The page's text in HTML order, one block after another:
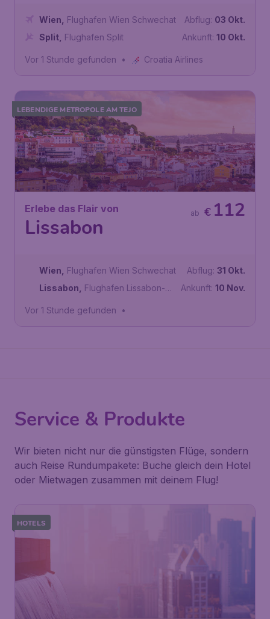
Wien
Flughafen Wien Schwechat
Split Flughafen Split
Abflug: 03 Okt.
Ankunft: 10 Okt.
Vor 1 Stunde gefunden • Croatia Airlines
LEBENDIGE METROPOLE AM TEJO
Erlebe das Flair von
Lissabon
112
Wien
Flughafen Wien Schwechat
Lissabon
Flughafen Lissabon-
Abflug: 31 Okt.
Ankunft: 10 Nov.
Vor 1 Stunde gefunden •
Service & Produkte
Wir bieten nicht nur die günstigsten Flüge, sondern
auch Reise Rundumpakete: Buche gleich dein Hotel
oder Mietwagen zusammen mit deinem Flug!
HOTELS